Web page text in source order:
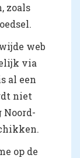
zoals
web
via
al een
niet
op de